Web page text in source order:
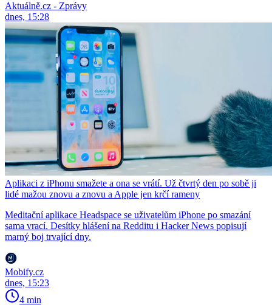
Aktuálně.cz - Zprávy
dnes, 15:28
Aplikaci z iPhonu smažete a ona se vrátí. Už čtvrtý den po sobě ji
lidé mažou znovu a znovu a Apple jen krčí rameny
Meditační aplikace Headspace se uživatelům iPhone po smazání
sama vrací. Desítky hlášení na Redditu i Hacker News popisují
marný boj trvající dny.
Mobify.cz
dnes, 15:23
4 min